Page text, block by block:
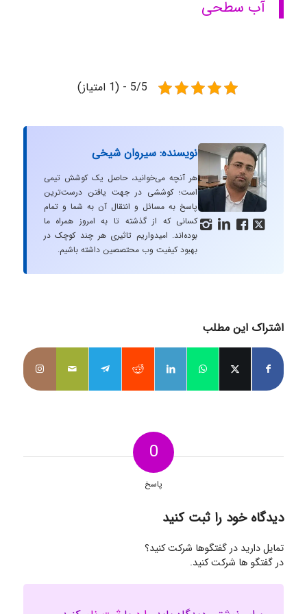
آب سطحی
5/5 - (1 امتیاز)
   
نویسنده: سیروان شیخی
هر آنچه می‌خوانید، حاصل یک کوشش تیمی
است؛ کوششی در جهت یافتن درست‌ترین
پاسخ به مسائل و انتقال آن به شما و تمام
کسانی که از گذشته تا به امروز همراه ما
بوده‌اند. امیدواریم تاثیری هر چند کوچک در
بهبود کیفیت وب محتصصین داشته باشیم.
اشتراک این مطلب
0
پاسخ
دیدگاه خود را ثبت کنید
تمایل دارید در گفتگوها شرکت کنید؟
در گفتگو ها شرکت کنید.